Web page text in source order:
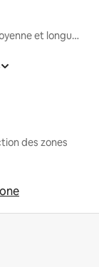
Locations moyenne et longue durée
des zones